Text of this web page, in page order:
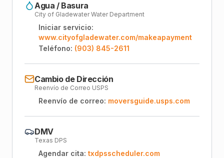
Agua / Basura
City of Gladewater Water Department
Iniciar servicio:
www.cityofgladewater.com/makeapayment
Teléfono: (903) 845-2611
Cambio de Dirección
Reenvío de Correo USPS
Reenvío de correo: moversguide.usps.com
DMV
Texas DPS
Agendar cita: txdpsscheduler.com